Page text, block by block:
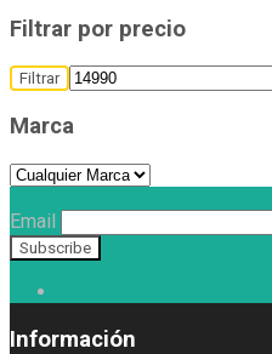
Filtrar por precio
Filtrar
Marca
Email
Información